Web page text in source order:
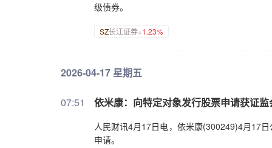
级债券。
SZ长江证券+1.23%
2026-04-17 星期五
07:51 依米康：向特定对象发行股票申请获证
人民财讯4月17日电，依米康(300249)4月17
申请。